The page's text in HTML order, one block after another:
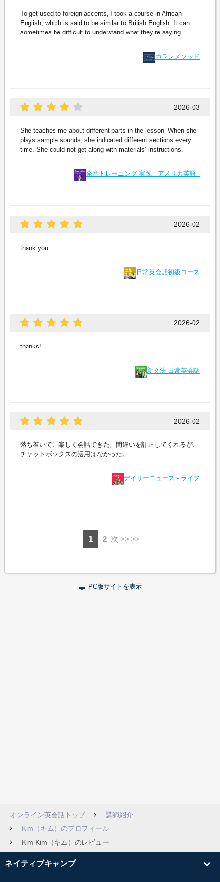
To get used to foreign accents, I took a course in African
English, which is said to be similar to British English. It can
sometimes be difficult to understand what they’re saying.
カランメソッド
2026-03
She teaches me about different parts in the lesson. When she
plays sample sounds, she indicated different sections every
time. She could not get along with materials’ instructions.
発音トレーニング 実践 - アメリカ英語 -
2026-02
thank you
日常英会話初級コース
2026-02
thanks!
新文法 日常英会話
2026-02
落ち着いて、楽しく会話できた。間違いを訂正してくれるが、
チャットボックスの活用はなかった。
デイリーニュース - ライフ
1 2 次 >>
PC版サイトを表示
オンライン英会話トップ
講師紹介
Kim（キム）のプロフィール
Kim Kim（キム）のレビュー
ネイティブキャンプ